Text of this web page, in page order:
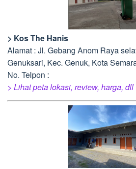
> Kos The Hanis
Alamat : Jl. Gebang Anom Raya
Genuksari, Kec. Genuk, Kota
No. Telpon :
> Lihat peta lokasi, review, harga, dll